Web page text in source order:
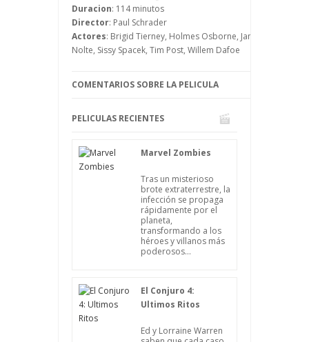
que nunca ha considerado que su hijo
haga algo de valor, a pesar de que sí lo
hace.
Duracion: 114 minutos
Director: Paul Schrader
Actores: Brigid Tierney, Holmes Osborne, James Coburn,
Nolte, Sissy Spacek, Tim Post, Willem Dafoe
COMENTARIOS SOBRE LA PELICULA
PELICULAS RECIENTES
Marvel Zombies
Tras un misterioso
brote extraterrestre, la
infección se propaga
rápidamente por el
planeta,
transformando a los
héroes y villanos más
poderosos...
El Conjuro 4:
Ultimos Ritos
Ed y Lorraine Warren